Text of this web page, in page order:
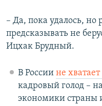
– Да, пока удалось, но
предсказывать не
Ицхак Брудный.
В России не
кадровый голод –
экономики страны